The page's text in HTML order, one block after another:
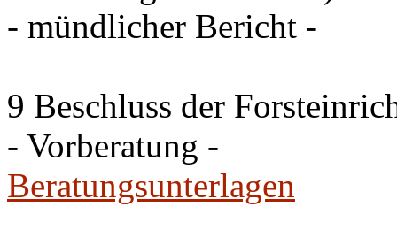
- mündlicher Bericht -
9 Beschluss der
- Vorberatung -
Beratungsunterlagen